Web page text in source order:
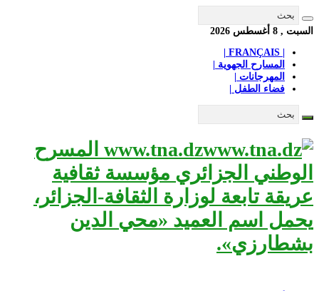
السبت , 8 أغسطس 2026
المسارح الجهوية |
المهرجانات |
فضاء الطفل |
www.tna.dz المسرح
الوطني الجزائري مؤسسة ثقافية
عريقة تابعة لوزارة الثقافة-الجزائر،
يحمل اسم العميد «محي الدين
بشطارزي».